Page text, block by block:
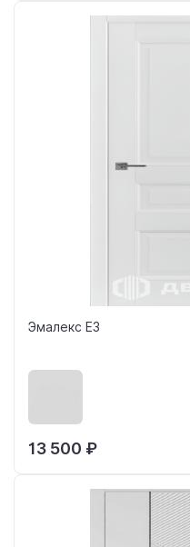
Эмалекс Е3
13 500 ₽